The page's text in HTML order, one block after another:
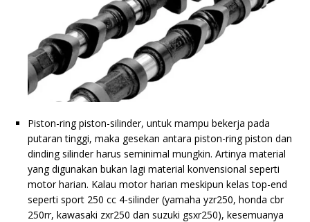
Piston-ring piston-silinder, untuk mampu bekerja pada
putaran tinggi, maka gesekan antara piston-ring piston dan
dinding silinder harus seminimal mungkin. Artinya material
yang digunakan bukan lagi material konvensional seperti
motor harian. Kalau motor harian meskipun kelas top-end
seperti sport 250 cc 4-silinder (yamaha yzr250, honda cbr
250rr, kawasaki zxr250 dan suzuki gsxr250), kesemuanya